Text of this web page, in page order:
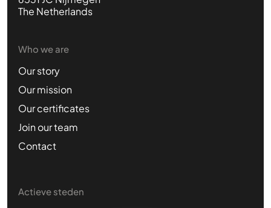
The Netherlands
Who we are
Our story
Our mission
Our certificates
Join our team
Contact
Actieve steden